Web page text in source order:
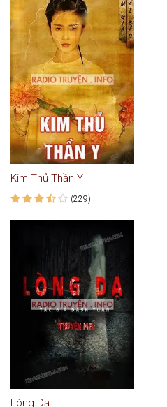
Kim Thủ Thần Y
(229)
Lòng Dạ